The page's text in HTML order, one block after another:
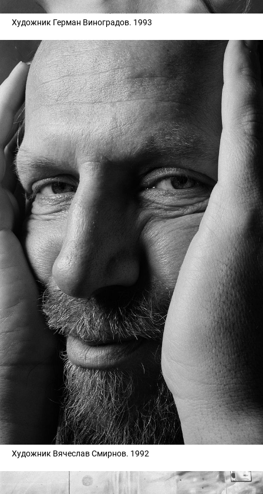
Художник Герман Виноградов. 1993
Художник Вячеслав Смирнов. 1992